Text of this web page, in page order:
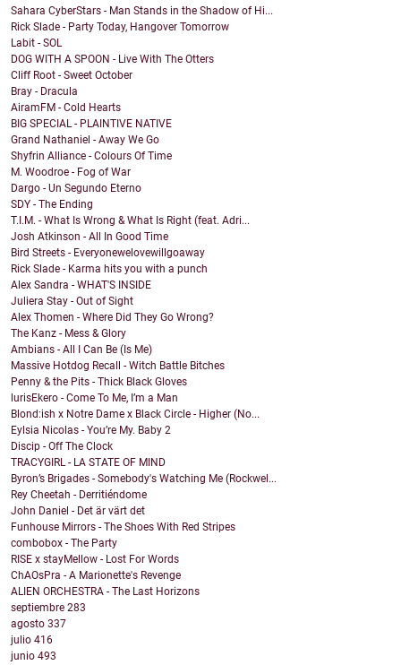
Sahara CyberStars - Man Stands in the Shadow of Hi...
Rick Slade - Party Today, Hangover Tomorrow
Labit - SOL
DOG WITH A SPOON - Live With The Otters
Cliff Root - Sweet October
Bray - Dracula
AiramFM - Cold Hearts
BIG SPECIAL - PLAINTIVE NATIVE
Grand Nathaniel - Away We Go
Shyfrin Alliance - Colours Of Time
M. Woodroe - Fog of War
Dargo - Un Segundo Eterno
SDY - The Ending
T.I.M. - What Is Wrong & What Is Right (feat. Adri...
Josh Atkinson - All In Good Time
Bird Streets - Everyonewelovewillgoaway
Rick Slade - Karma hits you with a punch
Alex Sandra - WHAT'S INSIDE
Juliera Stay - Out of Sight
Alex Thomen - Where Did They Go Wrong?
The Kanz - Mess & Glory
Ambians - All I Can Be (Is Me)
Massive Hotdog Recall - Witch Battle Bitches
Penny & the Pits - Thick Black Gloves
lurisEkero - Come To Me, I’m a Man
Blond:ish x Notre Dame x Black Circle - Higher (No...
Eylsia Nicolas - You’re My. Baby 2
Discip - Off The Clock
TRACYGIRL - LA STATE OF MIND
Byron’s Brigades - Somebody's Watching Me (Rockwel...
Rey Cheetah - Derritiéndome
John Daniel - Det är värt det
Funhouse Mirrors - The Shoes With Red Stripes
combobox - The Party
RISE x stayMellow - Lost For Words
ChAOsPra - A Marionette's Revenge
ALIEN ORCHESTRA - The Last Horizons
septiembre 283
agosto 337
julio 416
junio 493